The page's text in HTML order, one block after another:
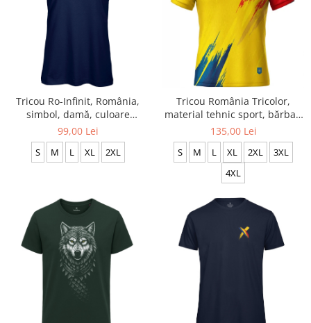
Tricou Ro-Infinit, România,
simbol, damă, culoare
bleumarin CIR158
99,00 Lei
S M L XL 2XL
Tricou România Tricolor,
material tehnic sport, bărbat,
culoare galbenă, CS45
135,00 Lei
S M L XL 2XL
3XL
4XL